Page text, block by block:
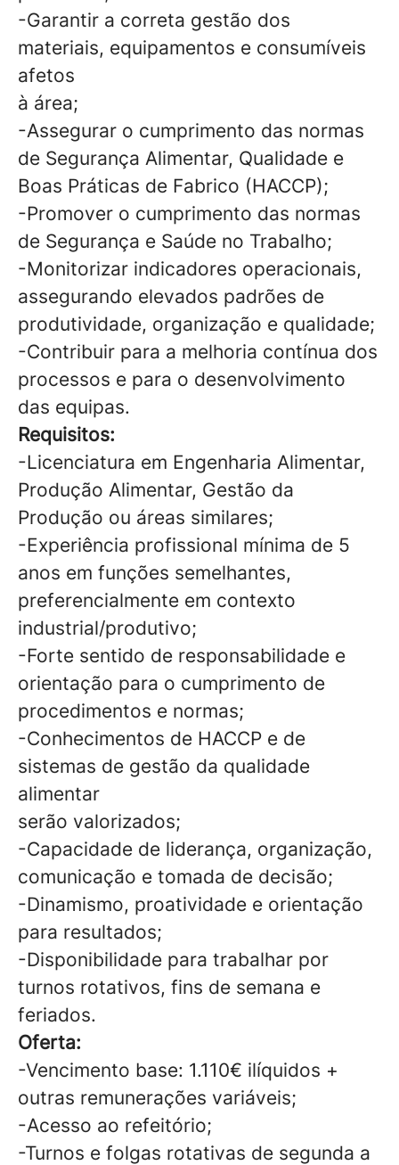
-Garantir a correta gestão dos
materiais, equipamentos e consumíveis
afetos
à área;
-Assegurar o cumprimento das normas
de Segurança Alimentar, Qualidade e
Boas Práticas de Fabrico (HACCP);
-Promover o cumprimento das normas
de Segurança e Saúde no Trabalho;
-Monitorizar indicadores operacionais,
assegurando elevados padrões de
produtividade, organização e qualidade;
-Contribuir para a melhoria contínua dos
processos e para o desenvolvimento
das equipas.
Requisitos:
-Licenciatura em Engenharia Alimentar,
Produção Alimentar, Gestão da
Produção ou áreas similares;
-Experiência profissional mínima de 5
anos em funções semelhantes,
preferencialmente em contexto
industrial/produtivo;
-Forte sentido de responsabilidade e
orientação para o cumprimento de
procedimentos e normas;
-Conhecimentos de HACCP e de
sistemas de gestão da qualidade
alimentar
serão valorizados;
-Capacidade de liderança, organização,
comunicação e tomada de decisão;
-Dinamismo, proatividade e orientação
para resultados;
-Disponibilidade para trabalhar por
turnos rotativos, fins de semana e
feriados.
Oferta:
-Vencimento base: 1.110€ ilíquidos +
outras remunerações variáveis;
-Acesso ao refeitório;
-Turnos e folgas rotativas de segunda a